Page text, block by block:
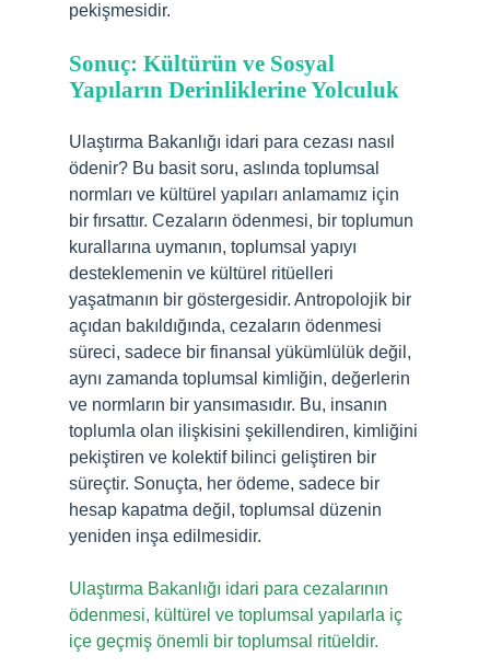
pekişmesidir.
Sonuç: Kültürün ve Sosyal
Yapıların Derinliklerine Yolculuk
Ulaştırma Bakanlığı idari para cezası nasıl
ödenir? Bu basit soru, aslında toplumsal
normları ve kültürel yapıları anlamamız için
bir fırsattır. Cezaların ödenmesi, bir toplumun
kurallarına uymanın, toplumsal yapıyı
desteklemenin ve kültürel ritüelleri
yaşatmanın bir göstergesidir. Antropolojik bir
açıdan bakıldığında, cezaların ödenmesi
süreci, sadece bir finansal yükümlülük değil,
aynı zamanda toplumsal kimliğin, değerlerin
ve normların bir yansımasıdır. Bu, insanın
toplumla olan ilişkisini şekillendiren, kimliğini
pekiştiren ve kolektif bilinci geliştiren bir
süreçtir. Sonuçta, her ödeme, sadece bir
hesap kapatma değil, toplumsal düzenin
yeniden inşa edilmesidir.
Ulaştırma Bakanlığı idari para cezalarının
ödenmesi, kültürel ve toplumsal yapılarla iç
içe geçmiş önemli bir toplumsal ritüeldir.